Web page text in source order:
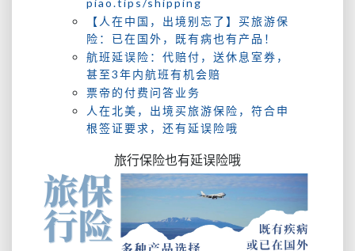
【人在中国，出境别忘了】买旅游保
险：已在国外，既有病也有产品！
航班延误险：代赔付，送休息室券，
甚至3年内航班有机会赔
票帝的付费问答业务
人在北美，出境买旅游保险，符合申
根签证要求，还有延误险哦
旅行保险也有延误险哦